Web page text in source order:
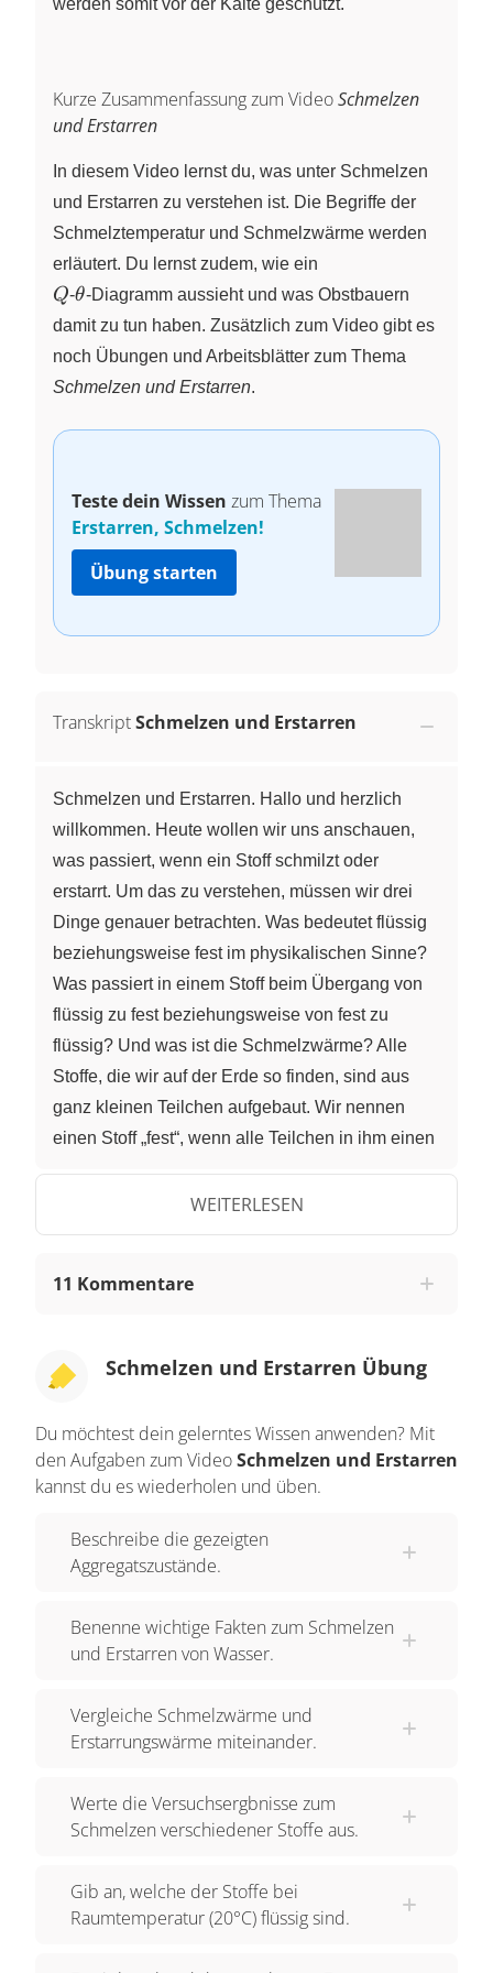
werden somit vor der Kälte geschützt.
Kurze Zusammenfassung zum VideoSchmelzen
und Erstarren
In diesem Video lernst du, was unter Schmelzen
und Erstarren zu verstehen ist. Die Begriffe der
Schmelztemperatur und Schmelzwärme werden
erläutert. Du lernst zudem, wie ein
Q
Q-\theta
θ-Diagrammaussieht und was Obstbauern
damit zu tun haben. Zusätzlich zum Video gibt es
noch Übungen und Arbeitsblätter zum Thema
Schmelzen und Erstarren.
Teste dein Wissen zum Thema
Erstarren, Schmelzen!
Übung starten
TranskriptSchmelzen und Erstarren
Schmelzen und Erstarren. Hallo und herzlich
willkommen. Heute wollen wir uns anschauen,
was passiert, wenn ein Stoff schmilzt oder
erstarrt. Um das zu verstehen, müssen wir drei
Dinge genauer betrachten. Was bedeutet flüssig
beziehungsweise fest im physikalischen Sinne?
Was passiert in einem Stoff beim Übergang von
flüssig zu fest beziehungsweise von fest zu
flüssig? Und was ist die Schmelzwärme? Alle
Stoffe, die wir auf der Erde so finden, sind aus
ganz kleinen Teilchen aufgebaut. Wir nennen
einen Stoff „fest“, wenn alle Teilchen in ihm einen
wegbewegen können. Die Anziehung zwischen
den Teilchen ist in festen Stoffen sehr stark. In
Teilchen nicht so stark. Sie können sich
gegenseitig an. Das heißt, die Bewegung ist nicht
völlig frei. Erwärmt man nun einen festen Stoff bis
Diesen Vorgang nennt man „Schmelzen“. Um
einen flüssigen Stoff in einen festen
ein Stoff von seinem flüssigen in den festen
Zustand, so nennt man das „Erstarren“.
einmal bei Wasser. Bei Zimmertemperatur kommt
es flüssig aus dem Wasserhahn. Stellst du es
zu festem Eis. Die Schmelztemperatur und die
Erstarrungstemperatur eines Stoffes sind dabei
Schmelz- beziehungsweise
Grad unterscheiden. Sauerstoff zum Beispiel
WEITERLESEN
11 Kommentare
Schmelzen und Erstarren Übung
Du möchtest dein gelerntes Wissen anwenden? Mit
den Aufgaben zum VideoSchmelzen und Erstarren
kannst du es wiederholen und üben.
Beschreibe die gezeigten
Aggregatszustände.
Benenne wichtige Fakten zum Schmelzen
und Erstarren von Wasser.
Vergleiche Schmelzwärme und
Erstarrungswärme miteinander.
Werte die Versuchsergbnisse zum
Schmelzen verschiedener Stoffe aus.
Gib an, welche der Stoffe bei
Raumtemperatur (20°C) flüssig sind.